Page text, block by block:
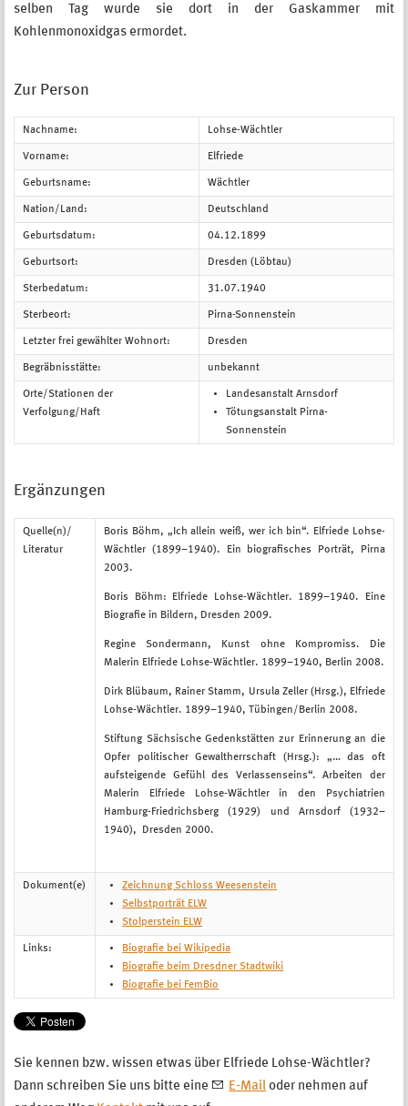
selben Tag wurde sie dort in der Gaskammer mit
Kohlenmonoxidgas ermordet.
Zur Person
Nachname: Lohse-Wächtler
Vorname: Elfriede
Geburtsname: Wächtler
Nation/Land: Deutschland
Geburtsdatum: 04.12.1899
Geburtsort: Dresden (Löbtau)
Sterbedatum: 31.07.1940
Sterbeort: Pirna-Sonnenstein
Letzter frei gewählter Wohnort: Dresden
Begräbnisstätte: unbekannt
Orte/Stationen der
Verfolgung/Haft
Landesanstalt Arnsdorf
Tötungsanstalt Pirna-
Sonnenstein
Ergänzungen
Quelle(n)/
Literatur
Boris Böhm, „Ich allein weiß, wer ich bin“. Elfriede Lohse-
Wächtler (1899–1940). Ein biografisches Porträt, Pirna
2003.
Boris Böhm: Elfriede Lohse-Wächtler. 1899–1940. Eine
Biografie in Bildern, Dresden 2009.
Regine Sondermann, Kunst ohne Kompromiss. Die
Malerin Elfriede Lohse-Wächtler. 1899–1940, Berlin 2008.
Dirk Blübaum, Rainer Stamm, Ursula Zeller (Hrsg.), Elfriede
Lohse-Wächtler. 1899–1940, Tübingen/Berlin 2008.
Stiftung Sächsische Gedenkstätten zur Erinnerung an die
Opfer politischer Gewaltherrschaft (Hrsg.): „… das oft
aufsteigende Gefühl des Verlassenseins“. Arbeiten der
Malerin Elfriede Lohse-Wächtler in den Psychiatrien
Hamburg-Friedrichsberg (1929) und Arnsdorf (1932–
1940), Dresden 2000.
Dokument(e)
Zeichnung Schloss Weesenstein
Selbstporträt ELW
Stolperstein ELW
Links:
Biografie bei Wikipedia
Biografie beim Dresdner Stadtwiki
Biografie bei FemBio
Sie kennen bzw. wissen etwas über Elfriede Lohse-Wächtler?
Dann schreiben Sie uns bitte eine
E-Mail oder nehmen auf